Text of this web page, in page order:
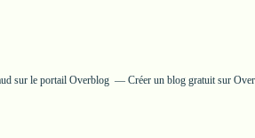
sur le portail Overblog Créer un blog gratuit sur